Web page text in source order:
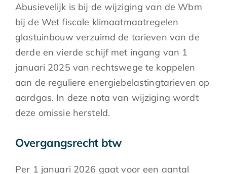
Abusievelijk is bij de wijziging van de Wbm
bij de Wet fiscale klimaatmaatregelen
glastuinbouw verzuimd de tarieven van de
derde en vierde schijf met ingang van 1
januari 2025 van rechtswege te koppelen
aan de reguliere energiebelastingtarieven op
aardgas. In deze nota van wijziging wordt
deze omissie hersteld.
Overgangsrecht btw
Per 1 januari 2026 gaat voor een aantal